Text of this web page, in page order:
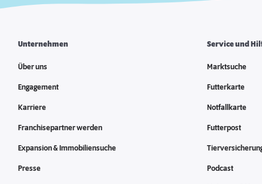
Unternehmen
Über uns
Engagement
Karriere
Franchisepartner werden
Expansion & Immobiliensuche
Presse
Service und
Marktsuche
Futterkarte
Notfallkarte
Futterpost
Podcast